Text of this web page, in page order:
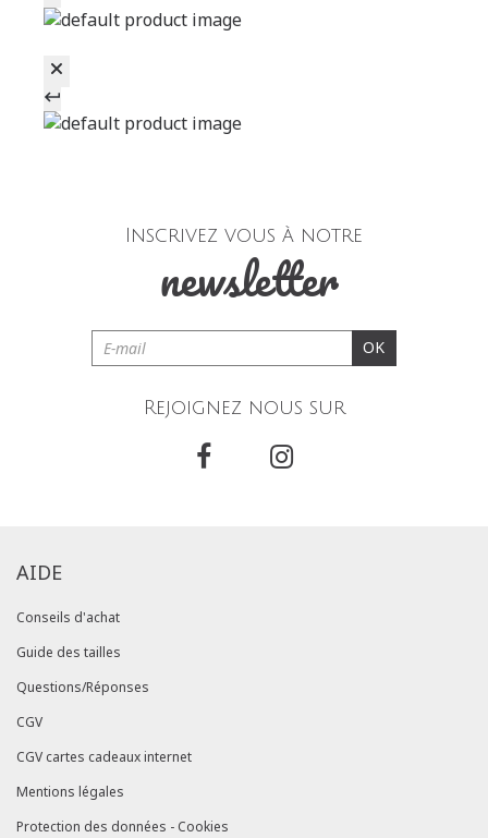
Inscrivez vous à notre
newsletter
OK
Rejoignez nous sur
AIDE
Conseils d'achat
Guide des tailles
Questions/Réponses
CGV
CGV cartes cadeaux internet
Mentions légales
Protection des données - Cookies